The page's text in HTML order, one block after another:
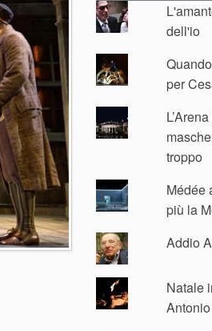
dell'io
per
troppo
Médée
più la
Addio
Natale